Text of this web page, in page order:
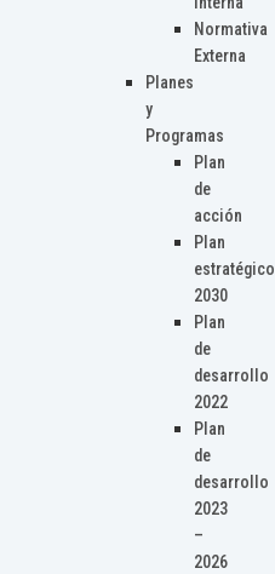
Normativa
Externa
Planes
y
Programas
Plan
de
acción
Plan
estratégico
2030
Plan
de
desarrollo
2022
Plan
de
desarrollo
2023
–
2026